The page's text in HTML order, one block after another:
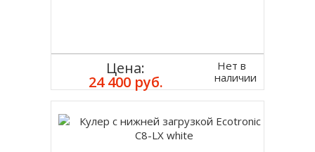
Цена:
24 400 руб.
Нет в
наличии